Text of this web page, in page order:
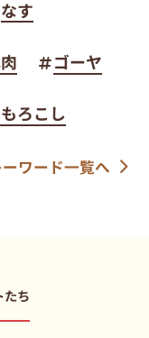
なす
ゴーヤ
ろこし
ワード一覧へ
たち